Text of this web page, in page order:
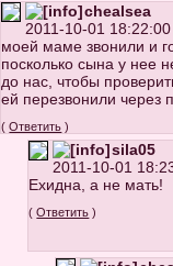
chealsea
2011-10-01
моей маме звонили и
посколько сына у нее
до нас, чтобы
ей перезвонили через
(Ответить )
sila05
2011-10-01
Ехидна, а не мать!
(Ответить )